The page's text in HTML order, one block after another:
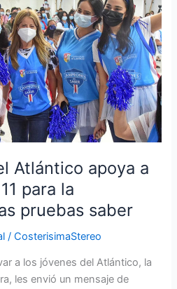
Atlántico apoya a
para la
pruebas saber
/CosterisimaStereo
a los jóvenes del Atlántico, la
les envió un mensaje de